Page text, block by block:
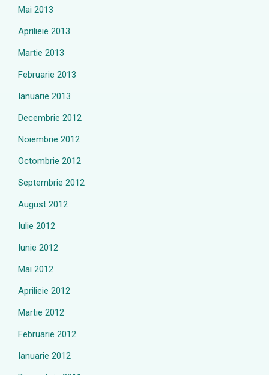
Mai 2013
Aprilieie 2013
Martie 2013
Februarie 2013
Ianuarie 2013
Decembrie 2012
Noiembrie 2012
Octombrie 2012
Septembrie 2012
August 2012
Iulie 2012
Iunie 2012
Mai 2012
Aprilieie 2012
Martie 2012
Februarie 2012
Ianuarie 2012